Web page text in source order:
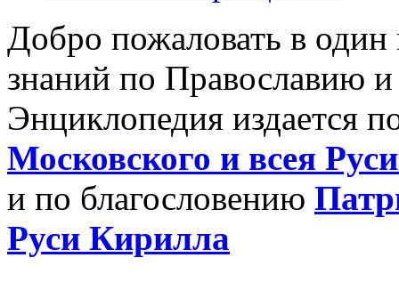
Добро пожаловать в
знаний по Православию
Энциклопедия издается
Московского и всея
и по благословению
Руси Кирилла